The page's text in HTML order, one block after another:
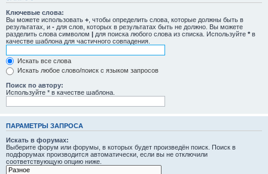
Ключевые слова:
Вы можете использовать + , чтобы определить слова, которые должны быть в
результатах, и - для слов, которых в результатах быть не должно. Вы можете
разделить слова символом | для поиска любого слова из списка. Используйте * в
качестве шаблона для частичного совпадения.
Искать все слова
Искать любое слово/поиск с языком запросов
Поиск по автору:
Используйте * в качестве шаблона.
ПАРАМЕТРЫ ЗАПРОСА
Искать в форумах:
Выберите форум или форумы, в которых будет произведён поиск. Поиск в
подфорумах производится автоматически, если вы не отключили
соответствующую опцию ниже.